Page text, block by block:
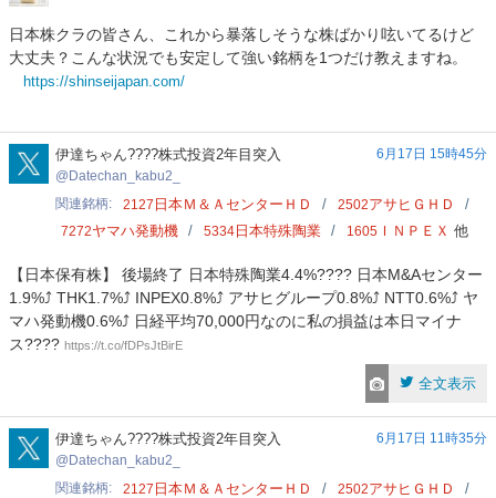
ャ
パ
ン
日本株クラの皆さん、これから暴落しそうな株ばかり呟いてるけど
大丈夫？こんな状況でも安定して強い銘柄を1つだけ教えますね。
https://shinseijapan.com/
Datechan_kabu2_
伊達ちゃん????株式投資2年目突入
Datechan_kabu2_
6月17日 15時45分
関連銘柄 2127 日本Ｍ＆ＡセンターＨＤ 2502アサヒＧＨＤ
7272ヤマハ発動機 5334 日本特殊陶業 1605 ＩＮＰＥＸ 他
【日本保有株】 後場終了 日本特殊陶業4.4%???? 日本M&Aセンター
1.9%⤴️ THK1.7%⤴️ INPEX0.8%⤴️ アサヒグループ0.8%⤴️ NTT0.6%⤴️ ヤ
マハ発動機0.6%⤴️ 日経平均70,000円なのに私の損益は本日マイナ
ス???? https://t.co/fDPsJtBirE
全文表示
Datechan_kabu2_
伊達ちゃん????株式投資2年目突入
Datechan_kabu2_
6月17日 11時35分
関連銘柄 2127 日本Ｍ＆ＡセンターＨＤ 2502アサヒＧＨＤ